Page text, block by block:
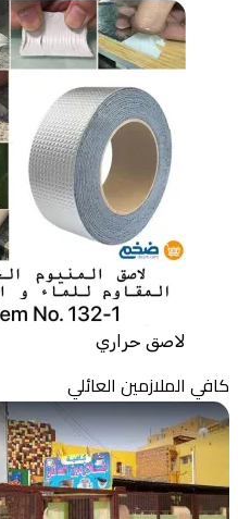
لاصق حراري
كافي الملازمين العائلي